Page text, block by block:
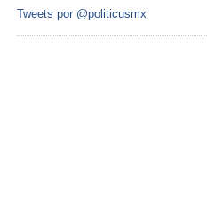
Tweets por @politicusmx